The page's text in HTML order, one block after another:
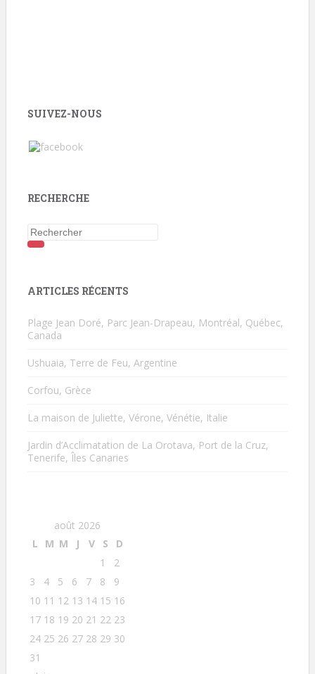
SUIVEZ-NOUS
RECHERCHE
Rechercher...
ARTICLES RÉCENTS
Plage Jean Doré, Parc Jean-Drapeau, Montréal, Québec,
Canada
Ushuaia, Terre de Feu, Argentine
Corfou, Grèce
La maison de Juliette, Vérone, Vénétie, Italie
Jardin d’Acclimatation de La Orotava, Port de la Cruz,
Tenerife, Îles Canaries
août 2026
L
M M J V S
D
1
2
3
4 5 6 7 8
9
10 11 12 13 14 15 16
17 18 19 20 21 22 23
24 25 26 27 28 29 30
31